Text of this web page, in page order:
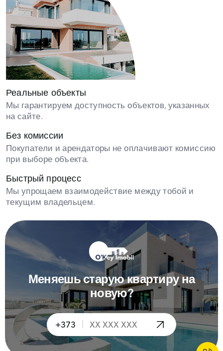
Реальные объекты
Мы гарантируем доступность объектов, указанных
на сайте.
Без комиссии
Покупатели и арендаторы не оплачивают комиссию
при выборе объекта.
Быстрый процесс
Мы упрощаем взаимодействие между тобой и
текущим владельцем.
Меняешь старую квартиру на
новую?
+373